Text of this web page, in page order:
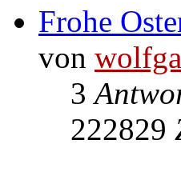
Frohe
von
3
222829